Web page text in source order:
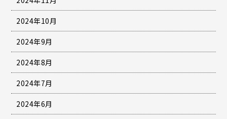
2024年10月
2024年9月
2024年8月
2024年7月
2024年6月